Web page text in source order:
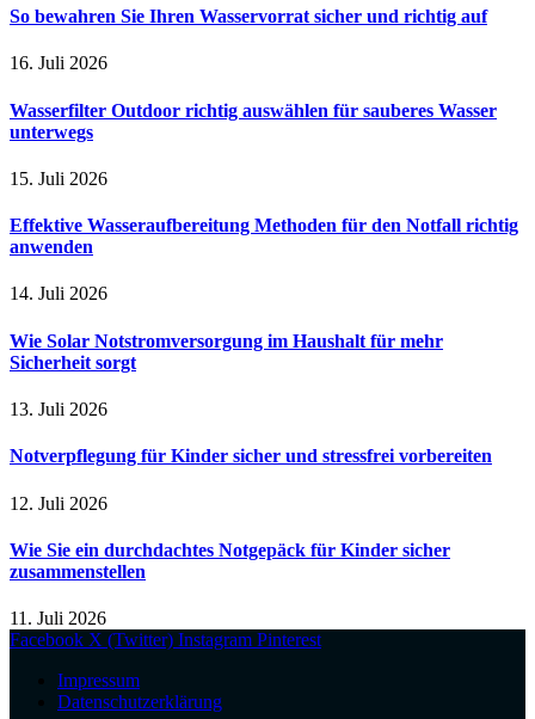
So bewahren Sie Ihren Wasservorrat sicher und richtig auf
16. Juli 2026
Wasserfilter Outdoor richtig auswählen für sauberes Wasser
unterwegs
15. Juli 2026
Effektive Wasseraufbereitung Methoden für den Notfall richtig
anwenden
14. Juli 2026
Wie Solar Notstromversorgung im Haushalt für mehr
Sicherheit sorgt
13. Juli 2026
Notverpflegung für Kinder sicher und stressfrei vorbereiten
12. Juli 2026
Wie Sie ein durchdachtes Notgepäck für Kinder sicher
zusammenstellen
11. Juli 2026
Facebook X (Twitter) Instagram Pinterest
Impressum
Datenschutzerklärung